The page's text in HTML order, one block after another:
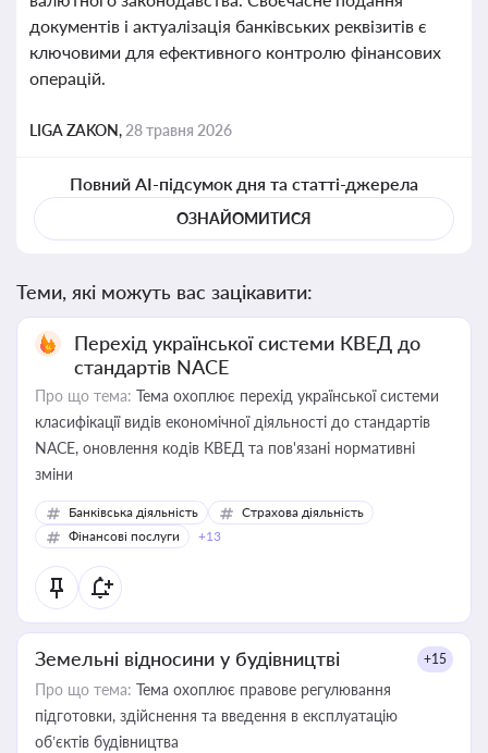
документів і актуалізація банківських реквізитів є
ключовими для ефективного контролю фінансових
операцій.
LIGA ZAKON, 28 травня 2026
Повний AI-підсумок дня та статті-джерела
ОЗНАЙОМИТИСЯ
Теми, які можуть вас зацікавити:
Перехід української системи КВЕД до
стандартів NACE
Про що тема: Тема охоплює перехід української системи
класифікації видів економічної діяльності до стандартів
NACE, оновлення кодів КВЕД та пов'язані нормативні
зміни
Банківська діяльність
Страхова діяльність
Фінансові послуги
+13
Земельні відносини у будівництві +15
Про що тема: Тема охоплює правове регулювання
підготовки, здійснення та введення в експлуатацію
об’єктів будівництва